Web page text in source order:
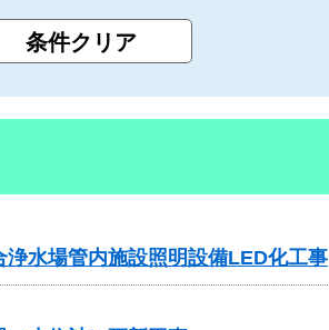
水場管内施設照明設備LED化工事